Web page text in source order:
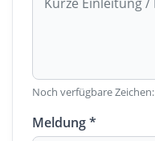
Noch verfügbare Zeichen:
Meldung *